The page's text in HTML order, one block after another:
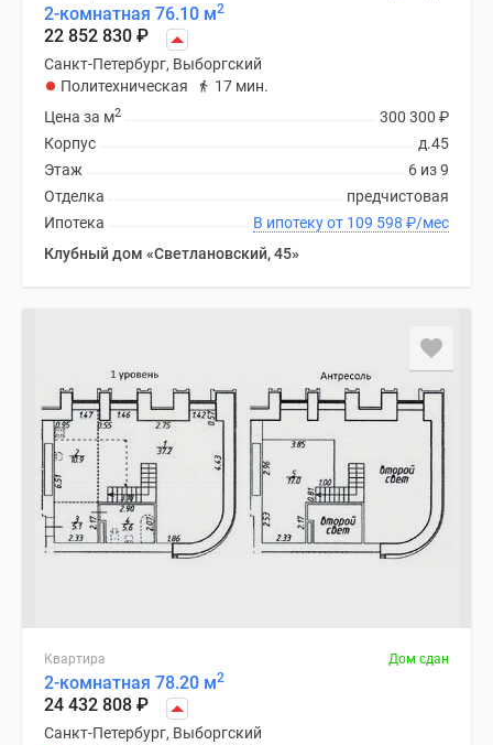
2-комнатная 76.10 м2
22 852 830 ₽
Санкт-Петербург, Выборгский
Политехническая
17 мин.
300 300 ₽
Цена за м2
д.45
Корпус
6 из 9
Этаж
предчистовая
Отделка
В ипотеку от 109 598 ₽/мес
Ипотека
Клубный дом «Светлановский, 45»
Квартира Дом сдан
2-комнатная 78.20 м2
24 432 808 ₽
Санкт-Петербург, Выборгский